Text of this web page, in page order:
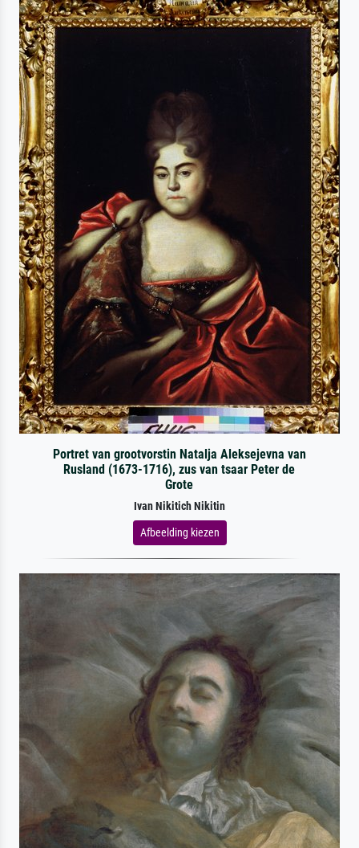
Portret van grootvorstin Natalja Aleksejevna van
Rusland (1673-1716), zus van tsaar Peter de
Grote
Ivan Nikitich Nikitin
Afbeelding kiezen